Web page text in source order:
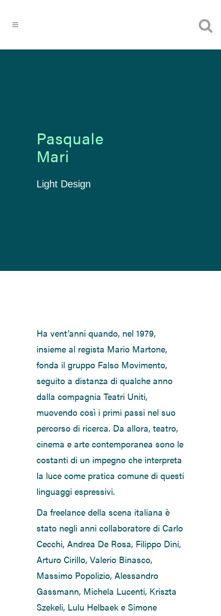
Pasquale
Mari
Light Design
Ha vent’anni quando, nel 1979,
insieme al regista Mario Martone,
fonda il gruppo Falso Movimento,
seguito a distanza di qualche anno
dalla compagnia Teatri Uniti,
muovendo così i primi passi nel suo
percorso di ricerca. Da allora, teatro,
cinema e arte contemporanea sono le
costanti di un impegno che interpreta
la luce come pratica comune di questi
linguaggi espressivi.
Da freelance della scena italiana è
stato negli anni collaboratore di Carlo
Cecchi, Andrea De Rosa, Filippo Dini,
Arturo Cirillo, Valerio Binasco,
Massimo Popolizio, Alessandro
Gassmann, Michela Lucenti, Kriszta
Szekeli, Lulu Helbaek e Simone